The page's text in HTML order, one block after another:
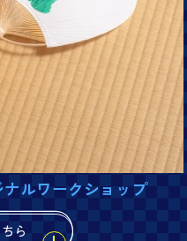
ナルワークショップ
ら